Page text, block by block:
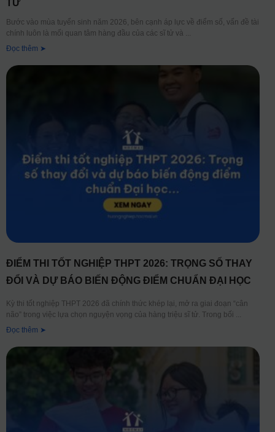
TỬ
Bước vào mùa tuyển sinh năm 2026, bên cạnh áp lực về điểm số, vấn đề tài
chính luôn là mối quan tâm hàng đầu của các sĩ tử và
Đọc thêm ➤
ĐIỂM THI TỐT NGHIỆP THPT 2026: TRỌNG SỐ THAY
ĐỔI VÀ DỰ BÁO BIẾN ĐỘNG ĐIỂM CHUẨN ĐẠI HỌC
Kỳ thi tốt nghiệp THPT 2026 đã chính thức khép lại, mở ra giai đoạn “cân
não” trong việc lựa chọn nguyện vọng của hàng triệu sĩ tử. Trong bối
Đọc thêm ➤